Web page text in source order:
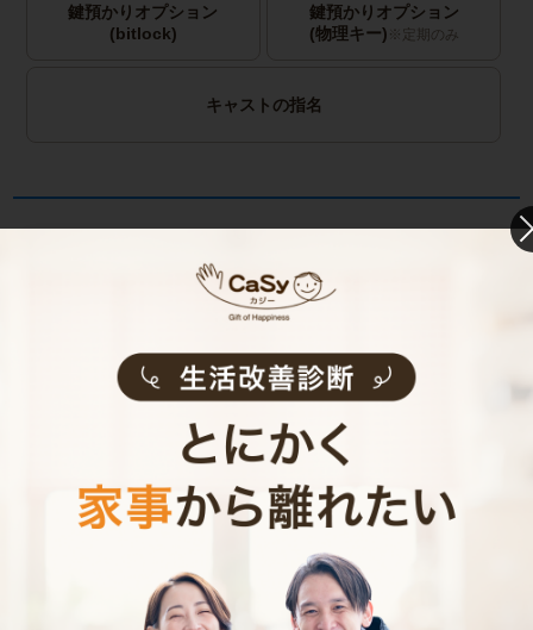
鍵預かりオプション
(bitlock)
鍵預かりオプション
(物理キー) ※定期のみ
キャストの指名
お見積り内容
他社との比較
業界大手B社